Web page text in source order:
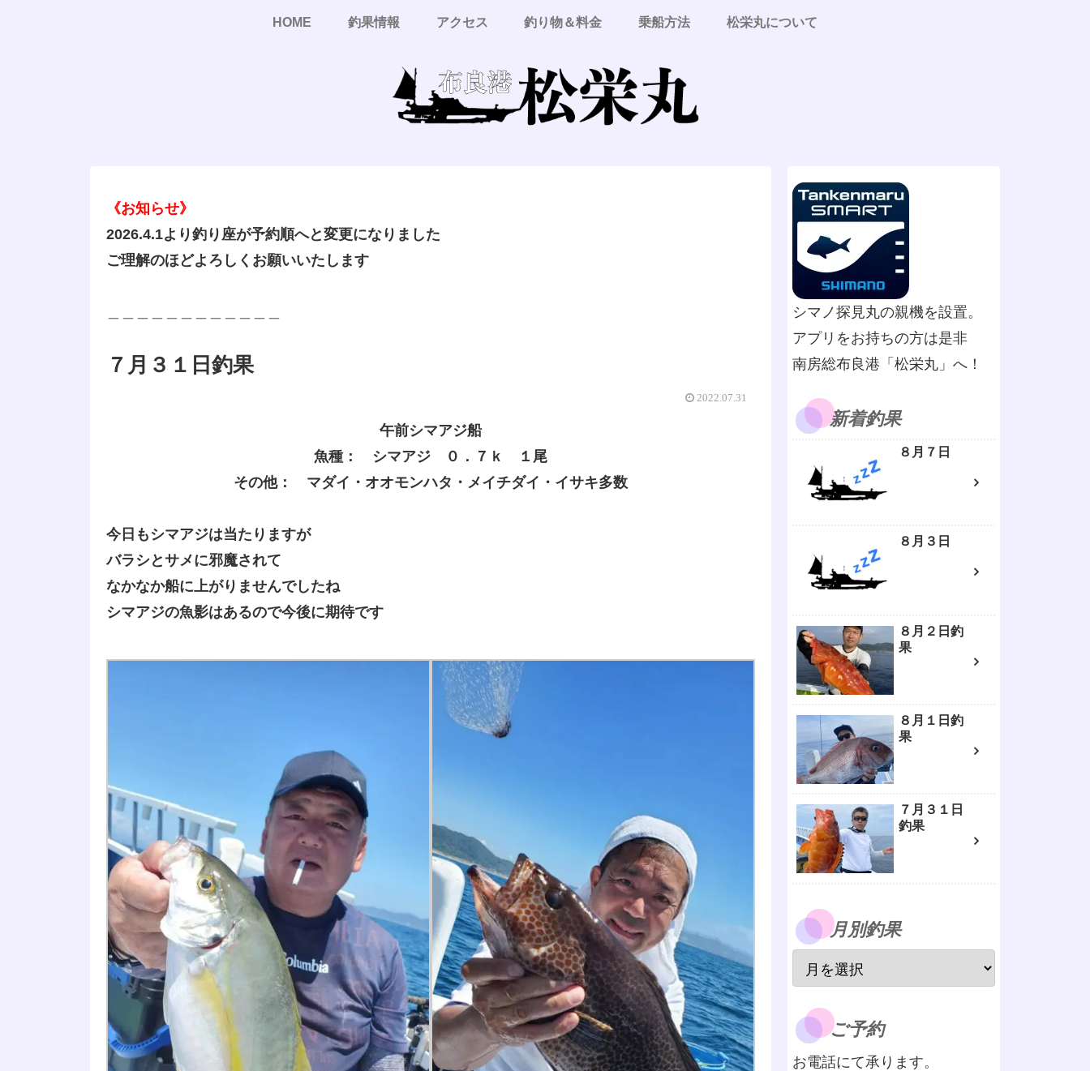
HOME 釣果情報 アクセス 釣り物＆料金 乗船方法 松栄丸について
《お知らせ》
2026.4.1より釣り座が予約順へと変更になりました
ご理解のほどよろしくお願いいたします
７月３１日釣果
2022.07.31
午前シマアジ船
魚種： シマアジ ０．７ｋ １尾
その他： マダイ・オオモンハタ・メイチダイ・イサキ多数
今日もシマアジは当たりますが
バラシとサメに邪魔されて
なかなか船に上がりませんでしたね
シマアジの魚影はあるので今後に期待です
シマノ探見丸の親機を設置。
アプリをお持ちの方は是非
南房総布良港「松栄丸」へ！
新着釣果
８月７日
８月３日
８月２日釣
果
８月１日釣
果
７月３１日
釣果
月別釣果
ご予約
お電話にて承ります。